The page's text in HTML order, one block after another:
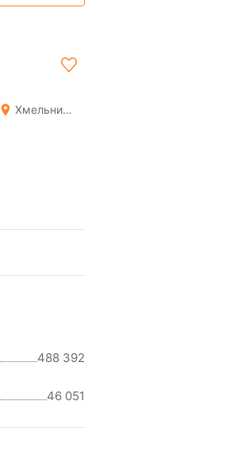
Хмельницкий
488 392
46 051